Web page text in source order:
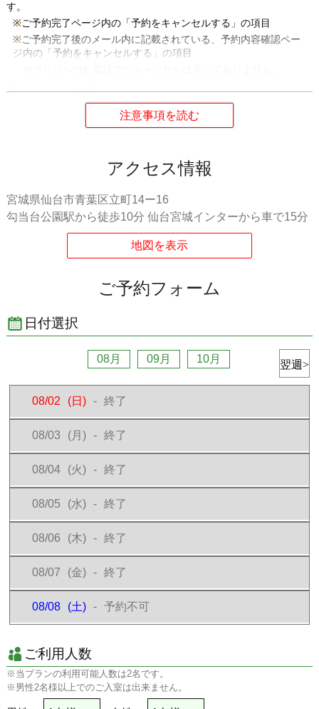
す。
ご予約完了ページ内の「予約をキャンセルする」の項目
ご予約完了後のメール内に記載されている、予約内容確認ペー
ジ内の「予約をキャンセルする」の項目
【キャンセル料】
チェックイン日前日23時59分まで...無料
チェックイン日当日の0時から...
ご予約料金の100％
【ご予約内容の変更】
ご予約内容の変更はチェックイン日前日の23:59まで
ご予約完了ページ内の「チェックイン時刻を変更する」の項目
ジ内の「チェックイン時刻を変更する」の項目
ホテリブへのお電話での変更は承っておりません。
でご連絡をお願いします。
ご予約時に予約料金をクレジットカードで決済、もしくは利用時に
ホテル現地にて現金またはクレジットカードでお支払いください。
ホテル現地では、現金,VISA,MASTER,JCB,DC,AMEX,PayPayが使
ご予約分のお部屋をお取り置きしております。チェックインの際に
はフロントにて「お名前」/「ご予約番号」をお申し付けくださいま
せ。ご用意したお部屋へとご案内致します。
来店予定時刻前にご来店された場合はお待ち頂く場合がございま
ただきます。
駐車場のご利用は1組様1台まで可能です(ハイルーフ/車幅の広いお
車はご利用頂けません)。
ホテルご滞在中にご不明点等ありましたらホテルのフロントまでお
問い合わせください。
ものとします。
アクセス情報
宮城県仙台市青葉区立町14ー16
勾当台公園駅から徒歩10分 仙台宮城インターから車で15分
ご予約フォーム
日付選択
08月 09月 10月
08/02 (日) - 終了
08/03 (月) - 終了
08/04 (火) - 終了
08/05 (水) - 終了
08/06 (木) - 終了
08/07 (金) - 終了
08/08 (土) - 予約不可
ご利用人数
※当プランの利用可能人数は2名です。
※男性2名様以上でのご入室は出来ません。